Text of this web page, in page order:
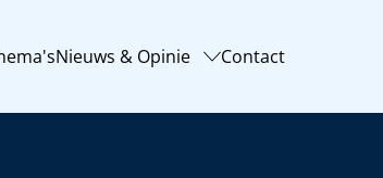
Nieuws & Opinie Contact